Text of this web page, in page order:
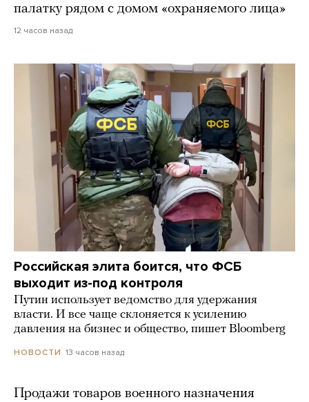
палатку рядом с домом «охраняемого лица»
12 часов назад
Российская элита боится, что ФСБ
выходит из-под контроля
Путин использует ведомство для удержания
власти. И все чаще склоняется к усилению
давления на бизнес и общество, пишет Bloomberg
НОВОСТИ 13 часов назад
Продажи товаров военного назначения